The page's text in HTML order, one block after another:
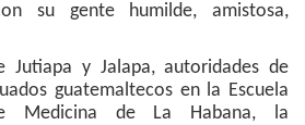
su gente humilde, amistosa,
Jutiapa y Jalapa, autoridades de
guatemaltecos en la Escuela
Medicina de La Habana, la